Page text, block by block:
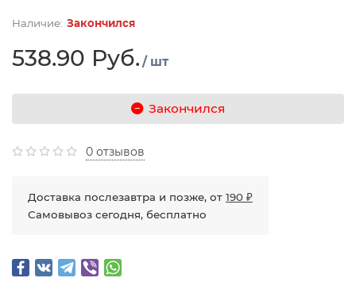
Закончился
538.90 Руб. / шт
Закончился
0 отзывов
Доставка послезавтра и позже, от 190 ₽
Самовывоз сегодня, бесплатно